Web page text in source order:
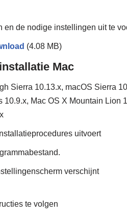
en de nodige instellingen uit te
(4.08 MB)
Mac
Sierra 10.13.x, macOS Sierra
Mac OS X Mountain Lion
uitvoert
verschijnt
te volgen